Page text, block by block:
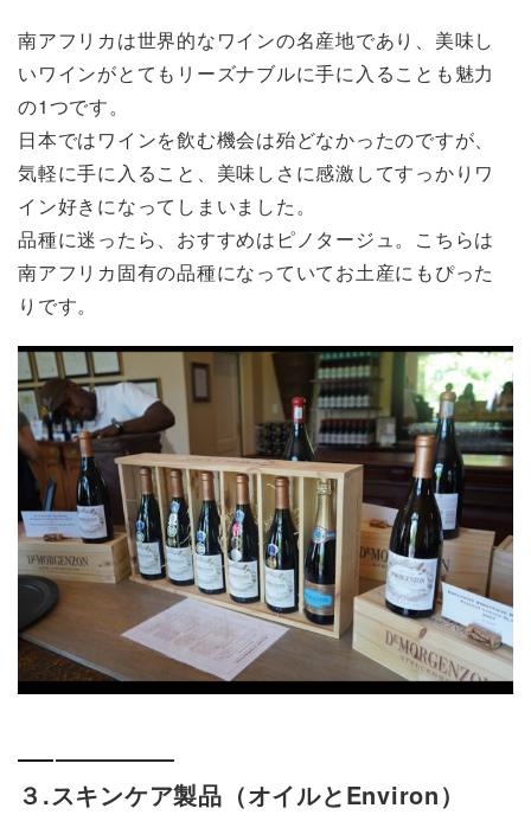
南アフリカは世界的なワインの名産地であり、美味し
いワインがとてもリーズナブルに手に入ることも魅力
の1つです。
日本ではワインを飲む機会は殆どなかったのですが、
気軽に手に入ること、美味しさに感激してすっかりワ
イン好きになってしまいました。
品種に迷ったら、おすすめはピノタージュ。こちらは
南アフリカ固有の品種になっていてお土産にもぴった
りです。
３.スキンケア製品（オイルとEnviron）